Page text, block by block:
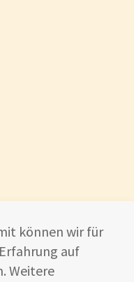
können wir für
auf
Weitere